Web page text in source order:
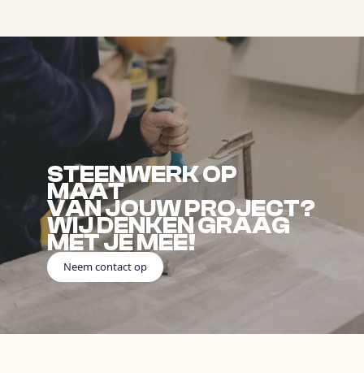
STEENWERK OP
MAAT
VAN JOUW PROJECT?
WIJ DENKEN GRAAG
MET JE MEE!
Neem contact op